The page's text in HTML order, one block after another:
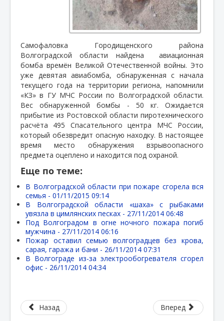
Самофаловка Городищенского района
Волгоградской области найдена
авиационная
бомба времён Великой Отечественной войны. Это
уже девятая авиабомба, обнаруженная с начала
текущего года на территории региона, напомнили
«КЗ» в ГУ МЧС России по Волгоградской области.
Вес обнаруженной бомбы - 50 кг. Ожидается
прибытие из Ростовской области пиротехнического
расчёта 495 Спасательного центра МЧС России,
который обезвредит опасную находку. В настоящее
время место обнаружения взрывоопасного
предмета оцеплено и находится под охраной.
Еще по теме:
В Волгоградской области при пожаре сгорела вся
семья - 01/11/2015 09:14
В Волгоградской области «шаха» с рыбаками
увязла в цимлянских песках - 27/11/2014 06:48
Под Волгоградом в огне ночного пожара погиб
мужчина - 27/11/2014 06:16
Пожар оставил семью волгоградцев без крова,
сарая, гаража и бани - 26/11/2014 07:31
В Волгограде из-за электрообогревателя сгорел
офис - 26/11/2014 04:34
Назад Вперед